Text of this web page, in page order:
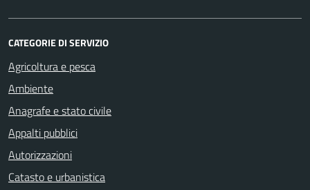
CATEGORIE DI SERVIZIO
Agricoltura e pesca
Ambiente
Anagrafe e stato civile
Appalti pubblici
Autorizzazioni
Catasto e urbanistica